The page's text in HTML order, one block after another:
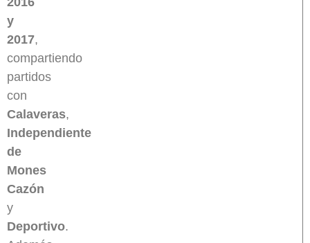
y
2017,
compartiendo
partidos
con
Calaveras,
Independiente
de
Mones
Cazón
y
Deportivo.